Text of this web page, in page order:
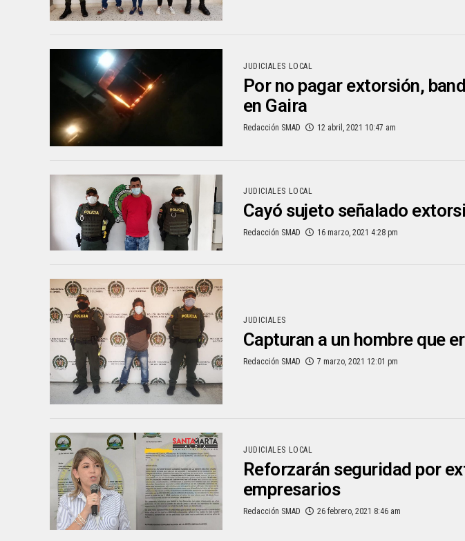
JUDICIALES LOCAL
Por no pagar extorsión,
en Gaira
Redacción SMAD 12 abril, 2021 10:47 am
JUDICIALES LOCAL
Cayó sujeto señalado
Redacción SMAD 16 marzo, 2021 4:28 pm
JUDICIALES
Capturan a un hombre que
Redacción SMAD 7 marzo, 2021 12:01 pm
JUDICIALES LOCAL
Reforzarán seguridad por
empresarios
Redacción SMAD 26 febrero, 2021 8:46 am